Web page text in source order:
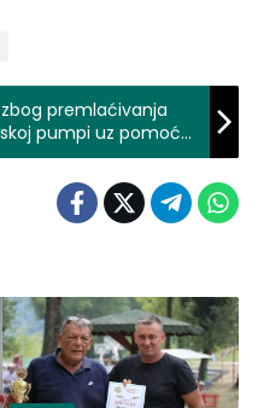
premlaćivanja
pumpi uz pomoć